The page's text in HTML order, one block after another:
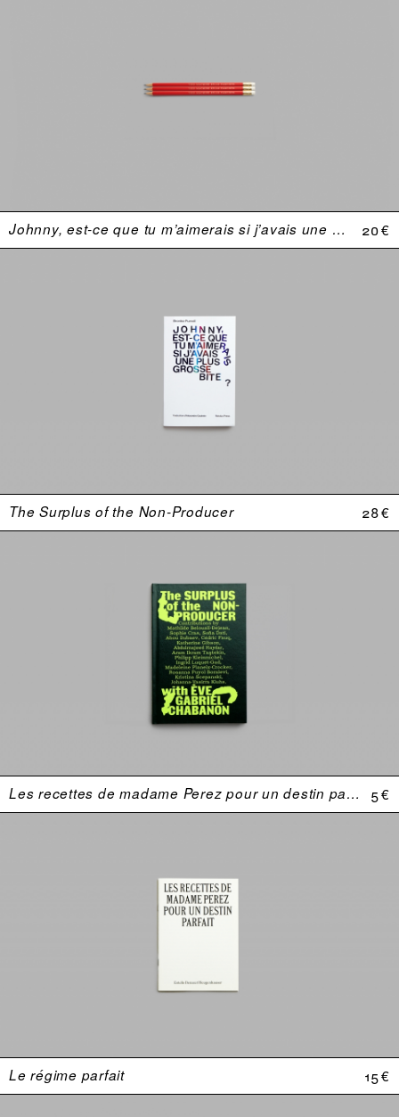
Johnny, est-ce que tu m’aimerais si j’avais une plus grosse bite ? 20 €
The Surplus of the Non-Producer 28 €
Les recettes de madame Perez pour un destin parfait 5 €
Le régime parfait 15 €